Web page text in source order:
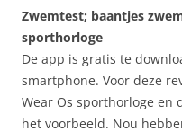
Zwemtest; baantjes
sporthorloge
De app is gratis te
smartphone. Voor deze
Wear Os sporthorloge en
het voorbeeld. Nou